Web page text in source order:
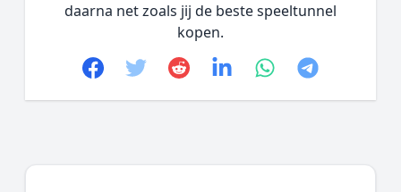
daarna net zoals jij de beste speeltunnel
kopen.
Facebook
TwitterRedditlinkedinwhatsapp
telegram